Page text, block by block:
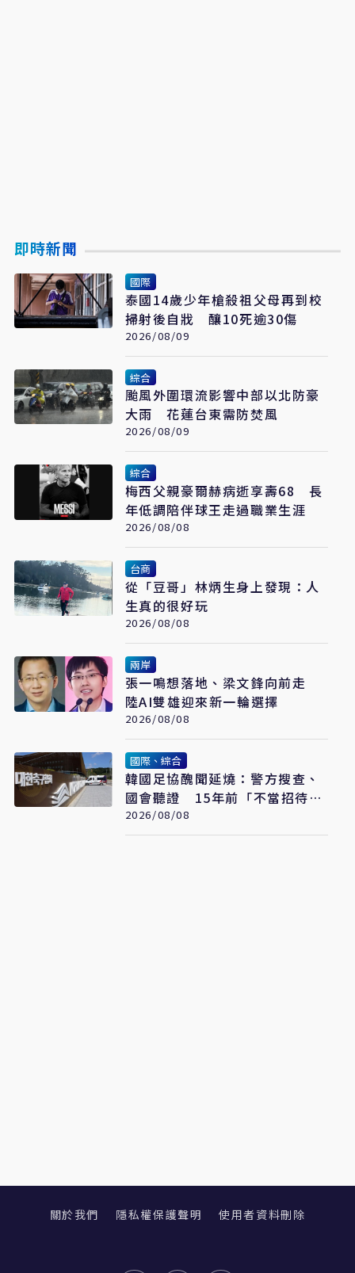
即時新聞
國際
泰國14歲少年槍殺祖父母再到校
掃射後自戕 釀10死逾30傷
2026/08/09
綜合
颱風外圍環流影響中部以北防豪
大雨 花蓮台東需防焚風
2026/08/09
綜合
梅西父親豪爾赫病逝享壽68 長
年低調陪伴球王走過職業生涯
2026/08/08
台商
從「豆哥」林炳生身上發現：人
生真的很好玩
2026/08/08
兩岸
張一鳴想落地、梁文鋒向前走
陸AI雙雄迎來新一輪選擇
2026/08/08
國際、綜合
韓國足協醜聞延燒：警方搜查、
國會聽證 15年前「不當招待」
疑雲重見天日
2026/08/08
關於我們 隱私權保護聲明 使用者資料刪除